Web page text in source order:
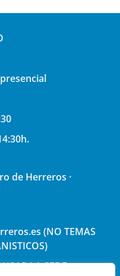
de Herreros ·
(NO TEMAS
LA SEDE